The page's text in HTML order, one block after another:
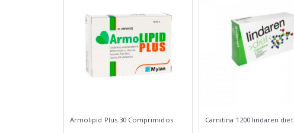
Armolipid Plus 30 Comprimidos Carnitina 1200 lindaren diet